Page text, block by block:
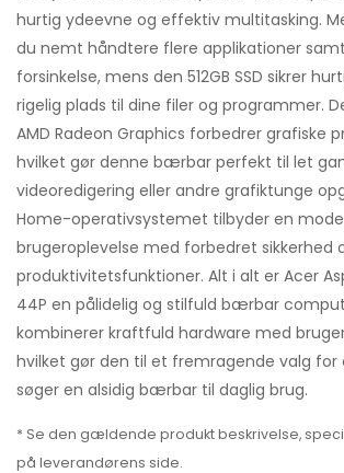
hurtig ydeevne og effektiv multitasking.
du nemt håndtere flere applikationer
forsinkelse, mens den 512GB SSD sikrer
rigelig plads til dine filer og programmer.
AMD Radeon Graphics forbedrer grafiske
hvilket gør denne bærbar perfekt til let
videoredigering eller andre grafiktunge
Home-operativsystemet tilbyder en
brugeroplevelse med forbedret sikkerhed
produktivitetsfunktioner. Alt i alt er Acer
44P en pålidelig og stilfuld bærbar
kombinerer kraftfuld hardware med
hvilket gør den til et fremragende valg for
søger en alsidig bærbar til daglig brug.
* Se den gældende produkt beskrivelse,
på leverandørens side.